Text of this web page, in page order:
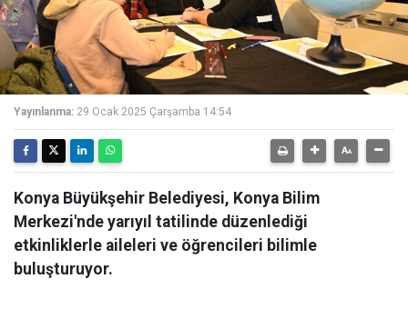
Yayınlanma: 29 Ocak 2025 Çarşamba 14:54
Konya Büyükşehir Belediyesi, Konya Bilim
Merkezi'nde yarıyıl tatilinde düzenlediği
etkinliklerle aileleri ve öğrencileri bilimle
buluşturuyor.